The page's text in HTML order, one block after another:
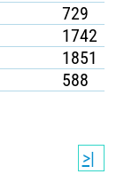
729
1742
1851
588
>|